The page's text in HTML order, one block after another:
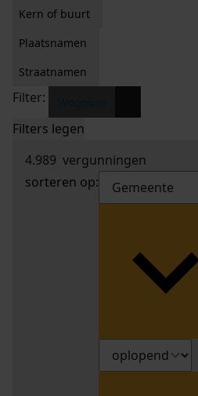
Kern of buurt
Plaatsnamen
Straatnamen
Filter:
Filters legen
4.989 vergunningen
sorteren op: